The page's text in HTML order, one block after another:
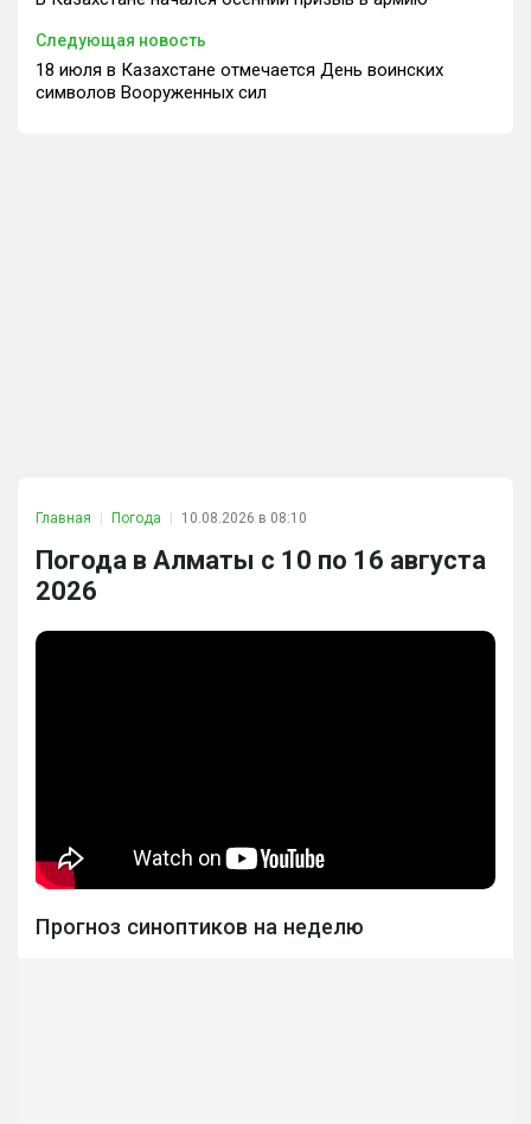
Следующая новость
18 июля в Казахстане отмечается День воинских
символов Вооруженных сил
Главная Погода 10.08.2026 в 08:10
Погода в Алматы с 10 по 16 августа
2026
Прогноз синоптиков на неделю